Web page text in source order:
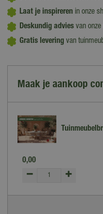
Laat je inspireren in onze
Deskundig advies van
Gratis levering van
Maak je aankoop
0,00